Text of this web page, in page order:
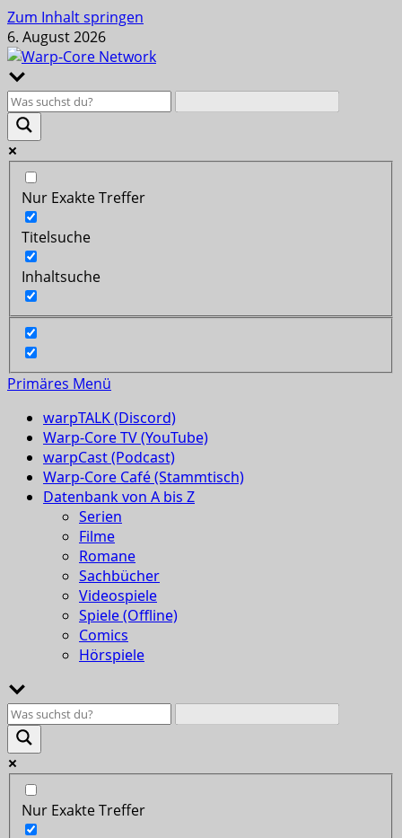
Zum Inhalt springen
6. August 2026
Nur Exakte Treffer
Titelsuche
Inhaltsuche
Primäres Menü
warpTALK (Discord)
Warp-Core TV (YouTube)
warpCast (Podcast)
Warp-Core Café (Stammtisch)
Datenbank von A bis Z
Serien
Filme
Romane
Sachbücher
Videospiele
Spiele (Offline)
Comics
Hörspiele
Nur Exakte Treffer